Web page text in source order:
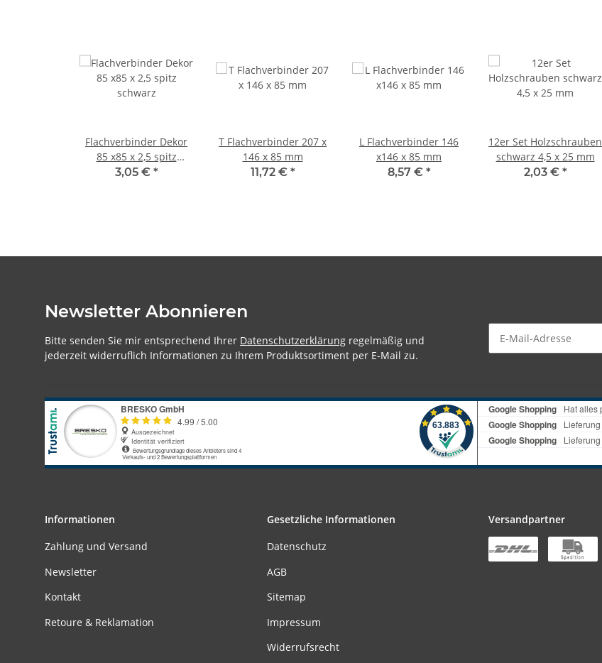
Flachverbinder Dekor
85 x85 x 2,5 spitz
schwarz
3,05 € *
T Flachverbinder 207 x
146 x 85 mm
11,72 € *
L Flachverbinder 146
x146 x 85 mm
8,57 € *
12er Set Holzschrauben
schwarz 4,5 x 25 mm
2,03 € *
Newsletter Abonnieren
Bitte senden Sie mir entsprechend Ihrer Datenschutzerklärung regelmäßig und
jederzeit widerruflich Informationen zu Ihrem Produktsortiment per E-Mail zu.
Informationen
Zahlung und Versand
Newsletter
Kontakt
Retoure & Reklamation
Gesetzliche Informationen
Datenschutz
AGB
Sitemap
Impressum
Widerrufsrecht
Versandpartner